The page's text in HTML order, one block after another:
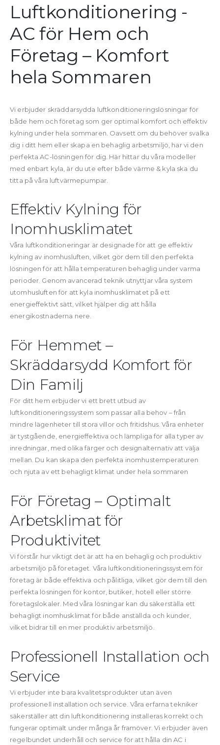
Luftkonditionering -
AC för Hem och
Företag – Komfort
hela Sommaren
Vi erbjuder skräddarsydda luftkonditioneringslösningar för
både hem och företag som ger optimal komfort och effektiv
kylning under hela sommaren. Oavsett om du behöver svalka
dig i ditt hem eller skapa en behaglig arbetsmiljö, har vi den
perfekta AC-lösningen för dig. Här hittar du våra modeller
med enbart kyla, är du ute efter både värme & kyla ska du
titta på våra luftvärmepumpar.
Effektiv Kylning för
Inomhusklimatet
Våra luftkonditioneringar är designade för att ge effektiv
kylning av inomhusluften, vilket gör dem till den perfekta
lösningen för att hålla temperaturen behaglig under varma
perioder. Genom avancerad teknik utnyttjar våra system
utomhusluften för att kyla inomhusklimatet på ett
energieffektivt sätt, vilket hjälper dig att hålla
energikostnaderna nere.
För Hemmet –
Skräddarsydd Komfort för
Din Familj
För ditt hem erbjuder vi ett brett utbud av
luftkonditioneringssystem som passar alla behov – från
mindre lägenheter till stora villor och fritidshus. Våra enheter
är tystgående, energieffektiva och lämpliga för alla typer av
inredningar, med olika färger och designalternativ att välja
mellan. Du kan skapa den perfekta inomhustemperaturen
och njuta av ett behagligt klimat under hela sommaren
För Företag – Optimalt
Arbetsklimat för
Produktivitet
Vi förstår hur viktigt det är att ha en behaglig och produktiv
arbetsmiljö på företaget. Våra luftkonditioneringssystem för
företag är både effektiva och pålitliga, vilket gör dem till den
perfekta lösningen för kontor, butiker, hotell eller större
företagslokaler. Med våra lösningar kan du säkerställa ett
behagligt inomhusklimat för både anställda och kunder,
vilket bidrar till en mer produktiv arbetsmiljö.
Professionell Installation och
Service
Vi erbjuder inte bara kvalitetsprodukter utan även
professionell installation och service. Våra erfarna tekniker
säkerställer att din luftkonditionering installeras korrekt och
fungerar optimalt under många år framöver. Vi erbjuder även
regelbundet underhåll och service för att hålla din AC i